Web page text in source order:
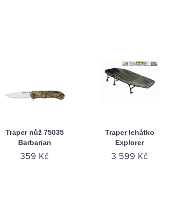
Traper nůž 75035
Barbarian
359 Kč
Traper lehátko
Explorer
3 599 Kč